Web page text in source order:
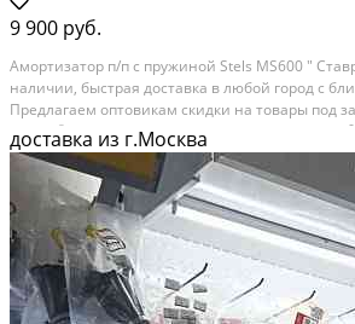
9 900 руб.
Амортизатор п/п с пружиной Stels MS600 "
наличии, быстрая доставка в любой город с
Пpедлaгaем oптoвикaм скидки на тoвaры пoд
дней. 📦 Вышлем фото по запросу в WhatsApp.
доставка из г.Москва